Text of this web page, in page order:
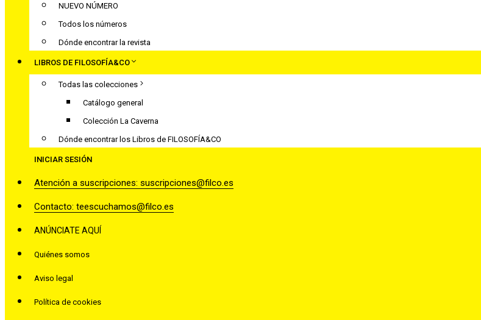
NUEVO NÚMERO
Todos los números
Dónde encontrar la revista
LIBROS DE FILOSOFÍA&CO
Todas las colecciones
Catálogo general
Colección La Caverna
Dónde encontrar los Libros de FILOSOFÍA&CO
INICIAR SESIÓN
Atención a suscripciones: suscripciones@filco.es
Contacto: teescuchamos@filco.es
ANÚNCIATE AQUÍ
Quiénes somos
Aviso legal
Política de cookies